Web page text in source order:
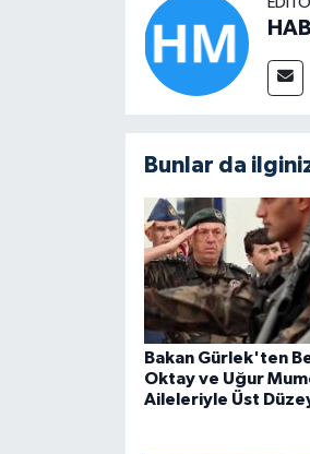
Bunlar da
Bakan Gürlek'ten
Oktay ve Uğur
Aileleriyle Üst